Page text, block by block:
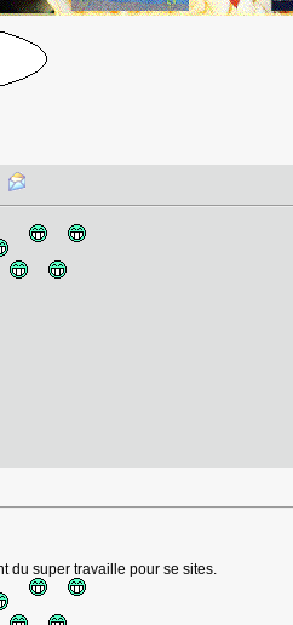
du super travaille pour se sites.